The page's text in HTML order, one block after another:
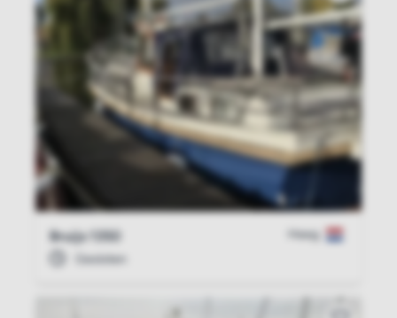
Bruijs 1350
Heeg
Gesloten